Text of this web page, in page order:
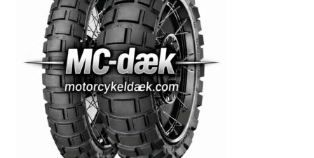
205/90-12″
230/80-12″
235/30-12″
255/65-12″